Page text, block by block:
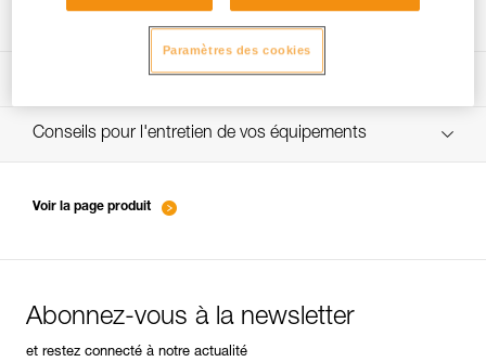
Technical Notice
Procédure de vérification EPI
verif EPI-GRILLON-procedure-FR
Fiche de suivi EPI
verif EPI-GRILLON-suivi-FR
Conseils pour l'entretien de vos équipements
Voir la page produit
Abonnez-vous à la newsletter
et restez connecté à notre actualité
Paramètres des cookies